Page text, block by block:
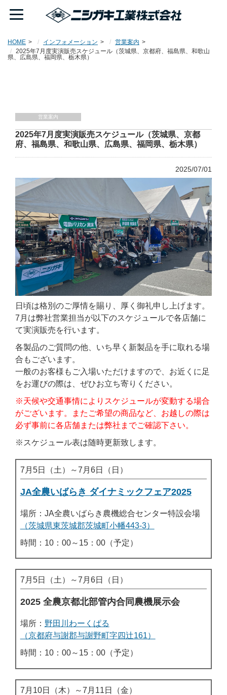
HOME インフォメーション
営業案内
2025年7月度実演販売スケジュール（茨城県、京都府、福島県、和歌山
県、広島県、福岡県、栃木県）
営業案内
2025年7月度実演販売スケジュール（茨城県、京都
府、福島県、和歌山県、広島県、福岡県、栃木県）
2025/07/01
日頃は格別のご厚情を賜り、厚く御礼申し上げます。
7月は弊社営業担当が以下のスケジュールで各店舗に
て実演販売を行います。
各製品のご質問の他、いち早く新製品を手に取れる場
合もございます。
一般のお客様もご入場いただけますので、お近くに足
をお運びの際は、ぜひお立ち寄りください。
※天候や交通事情によりスケジュールが変動する場合
がございます。またご希望の商品など、お越しの際は
必ず事前に各店舗または弊社までご確認下さい。
※スケジュール表は随時更新致します。
7月5日（土）～7月6日（日）
JA全農いばらき ダイナミックフェア2025
場所：JA全農いばらき農機総合センター特設会場
（茨城県東茨城郡茨城町小幡443-3）
時間：10：00～15：00（予定）
7月5日（土）～7月6日（日）
2025 全農京都北部管内合同農機展示会
場所： 野田川わーくぱる
（京都府与謝郡与謝野町字四辻161）
時間：10：00～15：00（予定）
7月10日（木）～7月11日（金）